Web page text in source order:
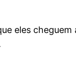
eles